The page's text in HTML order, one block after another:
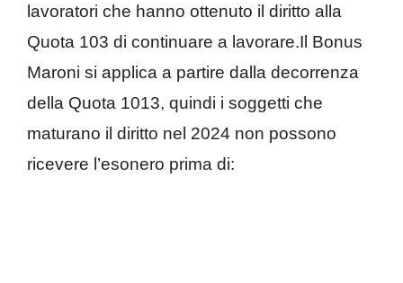
lavoratori che hanno ottenuto il diritto alla
Quota 103 di continuare a lavorare.Il Bonus
Maroni si applica a partire dalla decorrenza
della Quota 1013, quindi i soggetti che
maturano il diritto nel 2024 non possono
ricevere l’esonero prima di: